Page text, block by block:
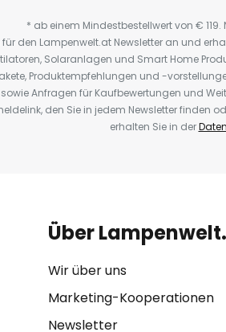
* ab einem Mindestbestellwert von €
für den Lampenwelt.at Newsletter an und
Solaranlagen und Smart Home
Produktempfehlungen und -
Anfragen für Kaufbewertungen und
den Sie in jedem Newsletter finden
erhalten Sie in der
Über
Wir über uns
Marketing-Kooperationen
Newsletter